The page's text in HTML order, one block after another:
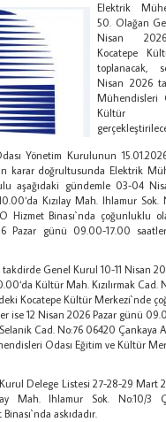
Elektrik
50. Olağan
Nisan
Kocatepe
toplanacak,
Nisan 2026
Mühendisleri
Kültür
Yönetim Kurulunun
karar doğrultusunda Elektrik
aşağıdaki gündemle 03-04
Kızılay Mah. Ihlamur Sok.
Hizmet Binası`nda çoğunluklu
Pazar günü 09.00-17.00
takdirde Genel Kurul 10-11 Nisan
Kültür Mah. Kızılırmak Cad.
Kocatepe Kültür Merkezi`nde
ise 12 Nisan 2026 Pazar günü
Cad. No:76 06420 Çankaya
Odası Eğitim ve Kültür
Delege Listesi 27-28-29 Mart
Mah. Ihlamur Sok. No:10/3
askıdadır.